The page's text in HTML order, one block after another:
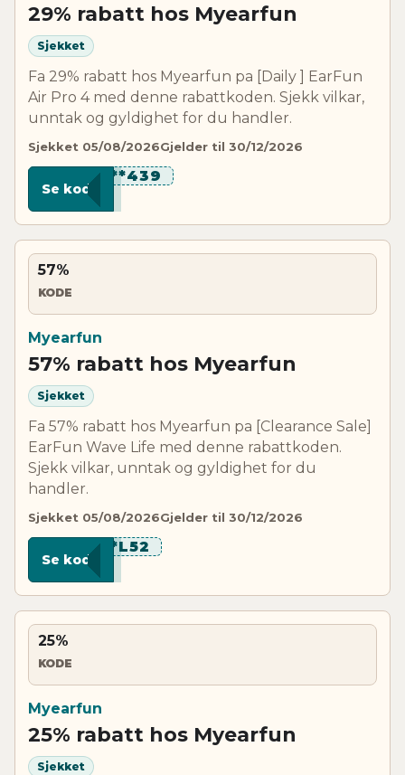
29% rabatt hos Myearfun
Sjekket
Fa 29% rabatt hos Myearfun pa [Daily ] EarFun
Air Pro 4 med denne rabattkoden. Sjekk vilkar,
unntak og gyldighet for du handler.
Sjekket 05/08/2026Gjelder til 30/12/2026
****439
Se kode
57%
KODE
Myearfun
57% rabatt hos Myearfun
Sjekket
Fa 57% rabatt hos Myearfun pa [Clearance Sale]
EarFun Wave Life med denne rabattkoden.
Sjekk vilkar, unntak og gyldighet for du
handler.
Sjekket 05/08/2026Gjelder til 30/12/2026
***L52
Se kode
25%
KODE
Myearfun
25% rabatt hos Myearfun
Sjekket